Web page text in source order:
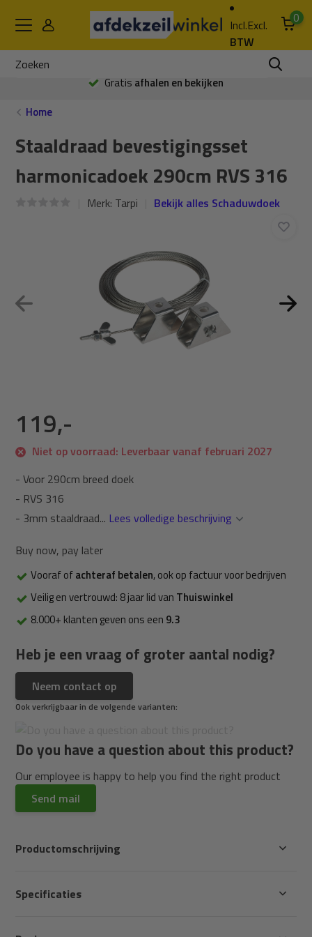
Incl.Excl.
BTW
0
Gratis afhalen en bekijken
Home
Staaldraad bevestigingsset
harmonicadoek 290cm RVS 316
Merk: Tarpi Bekijk alles Schaduwdoek
119,-
Niet op voorraad: Leverbaar vanaf februari 2027
- Voor 290cm breed doek
- RVS 316
- 3mm staaldraad... Lees volledige beschrijving
Buy now, pay later
Vooraf ofachteraf betalen, ook op factuur voor bedrijven
Veilig en vertrouwd: 8 jaar lid van Thuiswinkel
8.000+ klanten geven ons een 9.3
Heb je een vraag of groter aantal nodig?
Neem contact op
Ook verkrijgbaar in de volgende varianten:
Do you have a question about this product?
Our employee is happy to help you find the right product
Send mail
Productomschrijving
Specificaties